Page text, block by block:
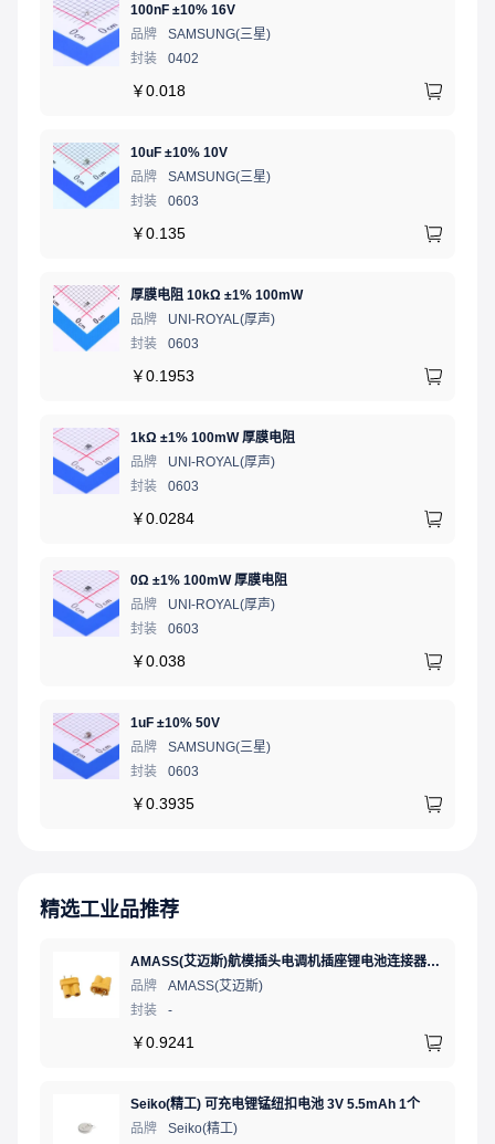
100nF ±10% 16V
品牌
SAMSUNG(三星)
封装
0402
￥0.018
10uF ±10% 10V
品牌
SAMSUNG(三星)
封装
0603
￥0.135
厚膜电阻 10kΩ ±1% 100mW
品牌
UNI-ROYAL(厚声)
封装
0603
￥0.1953
1kΩ ±1% 100mW 厚膜电阻
品牌
UNI-ROYAL(厚声)
封装
0603
￥0.0284
0Ω ±1% 100mW 厚膜电阻
品牌
UNI-ROYAL(厚声)
封装
0603
￥0.038
1uF ±10% 50V
品牌
SAMSUNG(三星)
封装
0603
￥0.3935
精选工业品推荐
AMASS(艾迈斯)航模插头电调机插座锂电池连接器 轻量版 母头XT30U-FXT30U-F.G.Y
品牌
AMASS(艾迈斯)
封装
-
￥0.9241
Seiko(精工) 可充电锂锰纽扣电池 3V 5.5mAh 1个
品牌
Seiko(精工)